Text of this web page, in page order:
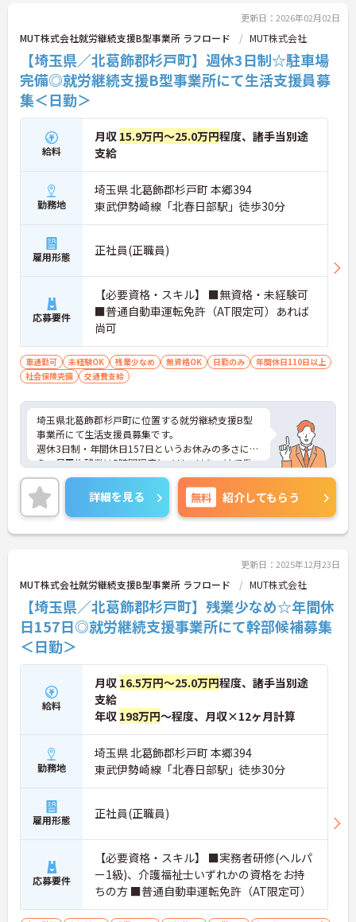
更新日：2026年02月02日
MUT株式会社就労継続支援B型事業所 ラフロード MUT株式会社
【埼玉県／北葛飾郡杉戸町】週休3日制☆駐車場
完備◎就労継続支援B型事業所にて生活支援員募
集＜日勤＞
給料
月収 15.9万円～25.0万円程度、諸手当別途
支給
勤務地
埼玉県 北葛飾郡杉戸町 本郷394
東武伊勢崎線「北春日部駅」徒歩30分
雇用形態 正社員(正職員)
応募要件
【必要資格・スキル】 ■無資格・未経験可
■普通自動車運転免許（AT限定可）あれば
尚可
車通勤可 未経験OK 残業少なめ 無資格OK 日勤のみ
年間休日110日以上
社会保険完備
交通費支給
埼玉県北葛飾郡杉戸町に位置する就労継続支援B型
事業所にて生活支援員募集です。
週休3日制・年間休日157日というお休みの多さに加
え、月平均残業は5時間程度とメリハリをつけて働
ける環境です。
ご興味のある方には、面接対策ポイントなど、さら
に詳細をお話いたしますので、お気軽にご相談くだ
さい。
詳細を見る 無料 紹介してもらう
更新日：2025年12月23日
MUT株式会社就労継続支援B型事業所 ラフロード MUT株式会社
【埼玉県／北葛飾郡杉戸町】残業少なめ☆年間休
日157日◎就労継続支援事業所にて幹部候補募集
＜日勤＞
給料
月収 16.5万円～25.0万円程度、諸手当別途
支給
年収 198万円～程度、月収×12ヶ月計算
勤務地
埼玉県 北葛飾郡杉戸町 本郷394
東武伊勢崎線「北春日部駅」徒歩30分
雇用形態 正社員(正職員)
応募要件
【必要資格・スキル】 ■実務者研修(ヘルパ
ー1級)、介護福祉士いずれかの資格をお持
ちの方 ■普通自動車運転免許（AT限定可）